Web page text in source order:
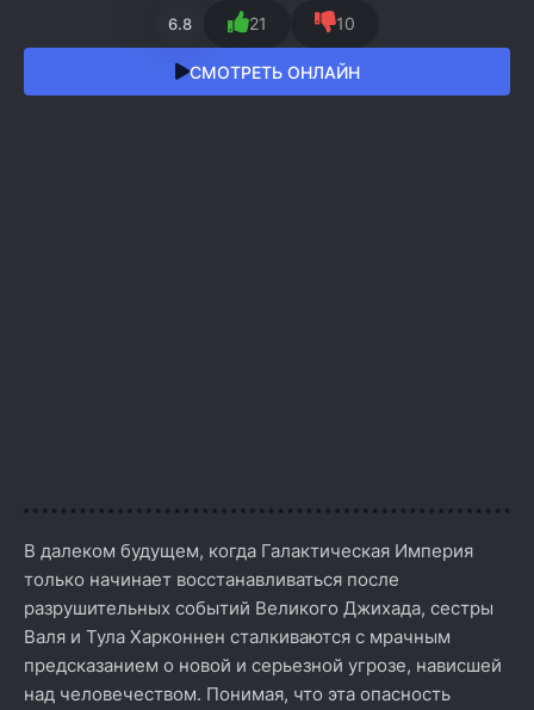
6.8 21 10
СМОТРЕТЬ ОНЛАЙН
В далеком будущем, когда Галактическая Империя
только начинает восстанавливаться после
разрушительных событий Великого Джихада, сестры
Валя и Тула Харконнен сталкиваются с мрачным
предсказанием о новой и серьезной угрозе, нависшей
над человечеством. Понимая, что эта опасность